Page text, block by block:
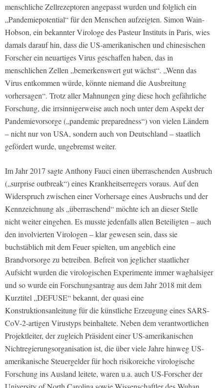
menschliche Zellrezeptoren angepasst wurden und folglich ein
„Pandemiepotential“ für den Menschen aufzeigten. Simon Wain-
Hobson, ein bekannter Virologe des Pasteur Instituts in Paris, wies
damals darauf hin, dass die US-amerikanischen und chinesischen
Forscher ein neuartiges Virus geschaffen haben, das in
menschlichen Zellen „bemerkenswert gut wächst“. „Wenn das
Virus entkommen würde, könnte niemand die Ausbreitung
vorhersagen“. Trotz aller Mahnungen ging diese hoch gefährliche
Forschung, die irrsinnigerweise auch noch unter dem Aspekt der
Pandemievorsorge („pandemic preparedness“) von vielen Ländern
– nicht nur von USA, sondern auch von Deutschland – staatlich
gefördert wurde, ungebremst weiter.
Im Jahr 2017 sagte Anthony Fauci einen überraschenden Ausbruch
(„surprise outbreak“) eines Krankheitserregers voraus. Auf den
Widerspruch zwischen einer Vorhersage eines Ausbruchs und der
Kennzeichnung als „überraschend“ möchte ich an dieser Stelle
nicht weiter eingehen. Es musste jedenfalls allen Beteiligten – auch
den involvierten Virologen – klar gewesen sein, dass sie
buchstäblich mit dem Feuer spielten, um angeblich eine
Brandvorsorge zu betreiben. Befreit von jeglicher staatlicher
Aufsicht wurden die virologischen Experimente immer waghalsiger
und so wurde ein Forschungsantrag aus dem Jahr 2018 mit dem
Kurztitel „DEFUSE“ bekannt, der quasi eine
Konstruktionsanleitung für die künstliche Erzeugung eines SARS-
CoV-2-artigen Virustyps beinhaltete. Neben dem verantwortlichen
Projektleiter, der zugleich Präsident einer US-amerikanischen
Nichtregierungsorganisation ist, die über viele Jahre hinweg US-
amerikanische Steuergelder für hoch risikoreiche virologische
Forschung ins Ausland leitete, waren u.a. auch US-Forscher der